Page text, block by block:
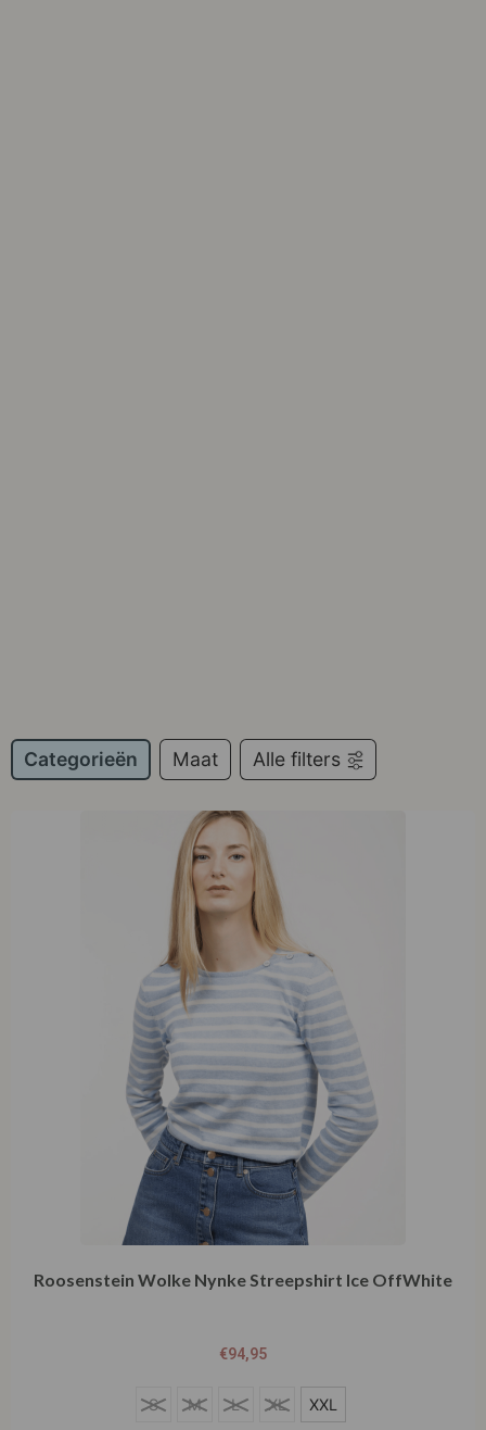
Categorieën Maat Alle filters
Roosenstein Wolke Nynke Streepshirt Ice OffWhite
€94,95
S M L XL XXL